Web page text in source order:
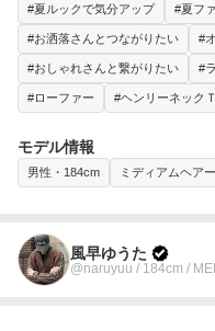
#夏ルックで気分アップ #夏フ
#お洒落さんとつながりたい #
#おしゃれさんと繋がりたい #
#ローファー #ヘンリーネック
モデル情報
男性・184cm ミディアムヘアー
風早ゆうた
@naruyuu / 184cm /